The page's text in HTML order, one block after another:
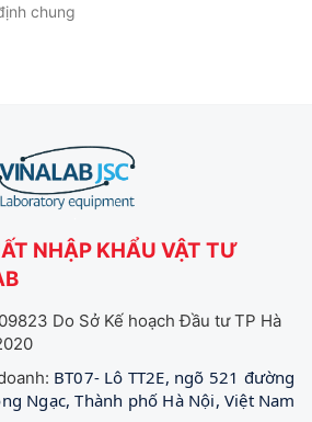
chung
NHẬP KHẨU VẬT TƯ
Do Sở Kế hoạch Đầu tư TP Hà
BT07- Lô TT2E, ngõ 521 đường
Ngạc, Thành phố Hà Nội, Việt Nam